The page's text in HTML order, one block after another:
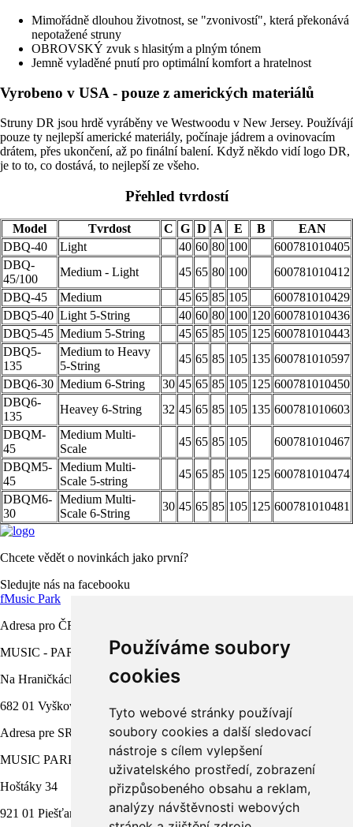
Používáme soubory
cookies
Tyto webové stránky používají
soubory cookies a další sledovací
nástroje s cílem vylepšení
uživatelského prostředí, zobrazení
přizpůsobeného obsahu a reklam,
analýzy návštěvnosti webových
Mimořádně dlouhou životnost, se "zvonivostí", která překonává
nepotažené struny
OBROVSKÝ zvuk s hlasitým a plným tónem
Jemně vyladěné pnutí pro optimální komfort a hratelnost
Vyrobeno v USA - pouze z amerických materiálů
Struny DR jsou hrdě vyráběny ve Westwoodu v New Jersey. Používájí
pouze ty nejlepší americké materiály, počínaje jádrem a ovinovacím
drátem, přes ukončení, až po finální balení. Když někdo vidí logo DR,
je to to, co dostává, to nejlepší ze všeho.
Přehled tvrdostí
Model Tvrdost C G D A E B
EAN
DBQ-40
Light 40 60 80 100
600781010405
DBQ-
45/100
Medium - Light 45 65 80 100
600781010412
DBQ-45
Medium 45 65 85 105
600781010429
DBQ5-40 Light 5-String 40 60 80 100 120 600781010436
DBQ5-45 Medium 5-String 45 65 85 105 125 600781010443
DBQ5-
135
Medium to Heavy
5-String
45 65 85 105 135 600781010597
DBQ6-30 Medium 6-String 30 45 65 85 105 125 600781010450
DBQ6-
135
Heavey 6-String 32 45 65 85 105 135 600781010603
DBQM-
45
Medium Multi-
Scale
45 65 85 105
600781010467
DBQM5-
45
Medium Multi-
Scale 5-string
45 65 85 105 125 600781010474
DBQM6-
30
Medium Multi-
Scale 6-String
30 45 65 85 105 125 600781010481
Chcete vědět o novinkách jako první?
Sledujte nás na facebooku
fMusic Park
Adresa pro ČR
MUSIC - PARK.CZ s.r.o.
Na Hraničkách 791/34a
682 01 Vyškov
Adresa pre SR
MUSIC PARK, s.r.o.
Hoštáky 34
921 01 Piešťany